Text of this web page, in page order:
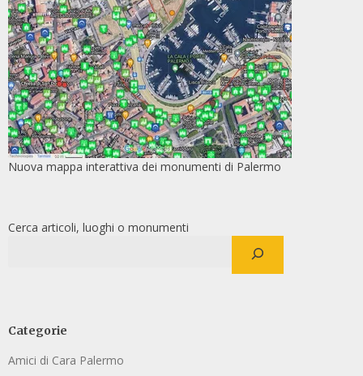
Nuova mappa interattiva dei monumenti di Palermo
Cerca articoli, luoghi o monumenti
Categorie
Amici di Cara Palermo